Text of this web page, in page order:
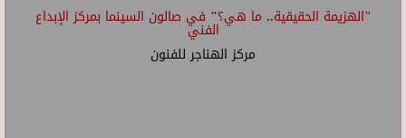
"الهزيمة الحقيقية.. ما هي؟" في صالون السينما بمركز الإبداع
الفني
مركز الهناجر للفنون